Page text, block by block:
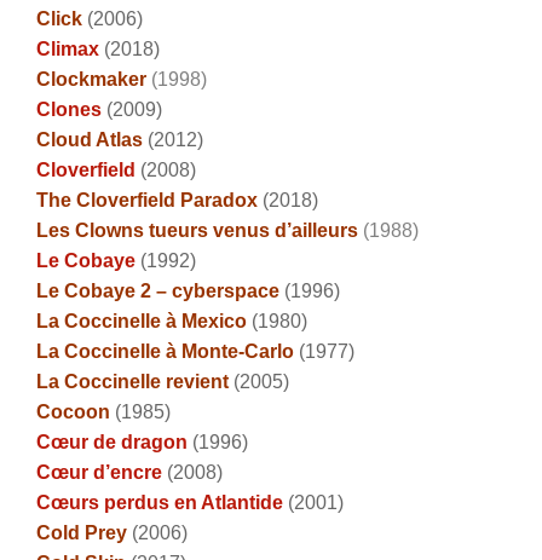
Click (2006)
Climax (2018)
Clockmaker (1998)
Clones (2009)
Cloud Atlas (2012)
Cloverfield (2008)
The Cloverfield Paradox (2018)
Les Clowns tueurs venus d’ailleurs (1988)
Le Cobaye (1992)
Le Cobaye 2 – cyberspace (1996)
La Coccinelle à Mexico (1980)
La Coccinelle à Monte-Carlo (1977)
La Coccinelle revient (2005)
Cocoon (1985)
Cœur de dragon (1996)
Cœur d’encre (2008)
Cœurs perdus en Atlantide (2001)
Cold Prey (2006)